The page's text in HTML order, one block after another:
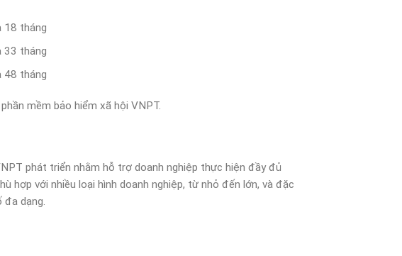
18 tháng
33 tháng
48 tháng
mềm bảo hiểm xã hội VNPT.
phát triển nhằm hỗ trợ doanh nghiệp thực hiện đầy đủ
hợp với nhiều loại hình doanh nghiệp, từ nhỏ đến lớn, và đặc
đa dạng.